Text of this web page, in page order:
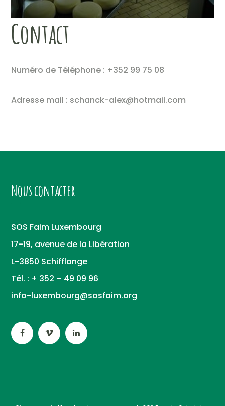
Contact
Numéro de Téléphone : +352 99 75 08
Adresse mail : schanck-alex@hotmail.com
Nous contacter
SOS Faim Luxembourg
17-19, avenue de la Libération
L-3850 Schifflange
Tél. : + 352 – 49 09 96
info-luxembourg@sosfaim.org